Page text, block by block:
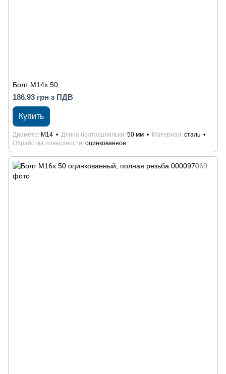
Болт М14х 50
186.93 грн з ПДВ
Купить
Диаметр М14 Длина болта/шпильки 50 мм Материал сталь
Обработка поверхности оцинкованное